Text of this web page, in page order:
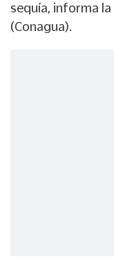
sequía, informa la
(Conagua).